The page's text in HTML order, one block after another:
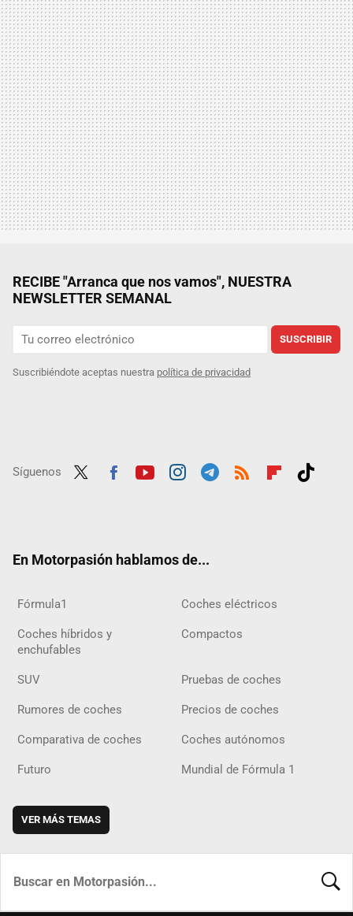
RECIBE "Arranca que nos vamos", NUESTRA
NEWSLETTER SEMANAL
SUSCRIBIR
Suscribiéndote aceptas nuestra política de privacidad
Síguenos
En Motorpasión hablamos de...
Fórmula1 Coches eléctricos
Coches híbridos y
enchufables
Compactos
SUV Pruebas de coches
Rumores de coches Precios de coches
Comparativa de coches Coches autónomos
Futuro Mundial de Fórmula 1
VER MÁS TEMAS